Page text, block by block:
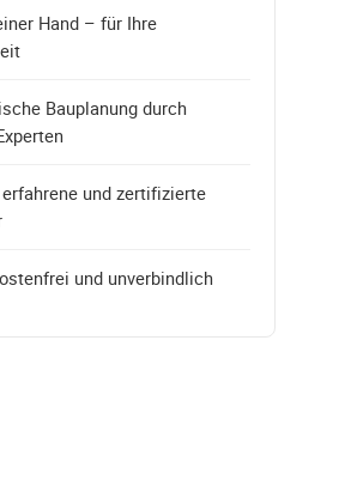
Hand – für Ihre
Bauplanung durch
und zertifizierte
und unverbindlich